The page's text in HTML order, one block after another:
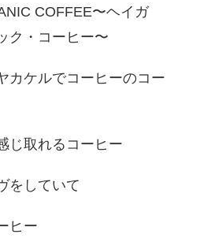
COFFEE〜ヘイガ
ク・コーヒー〜
カケルでコーヒーのコー
じ取れるコーヒー
をしていて
ヒー